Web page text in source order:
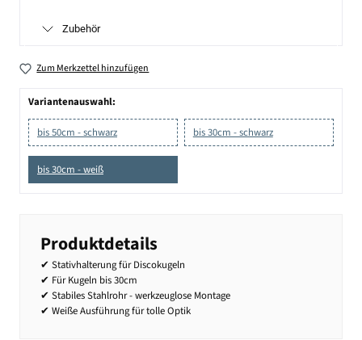
Zubehör
Zum Merkzettel hinzufügen
Variantenauswahl:
bis 50cm - schwarz bis 30cm - schwarz
bis 30cm - weiß
Produktdetails
✔ Stativhalterung für Discokugeln
✔ Für Kugeln bis 30cm
✔ Stabiles Stahlrohr - werkzeuglose Montage
✔ Weiße Ausführung für tolle Optik